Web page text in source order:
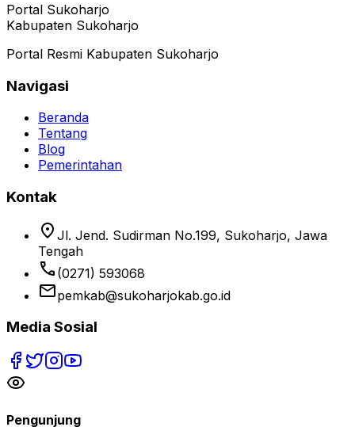
Portal Sukoharjo
Kabupaten Sukoharjo
Portal Resmi Kabupaten Sukoharjo
Navigasi
Beranda
Tentang
Blog
Pemerintahan
Kontak
location_on Jl. Jend. Sudirman No.199, Sukoharjo, Jawa
Tengah
phone (0271) 593068
emailpemkab@sukoharjokab.go.id
Media Sosial
Pengunjung